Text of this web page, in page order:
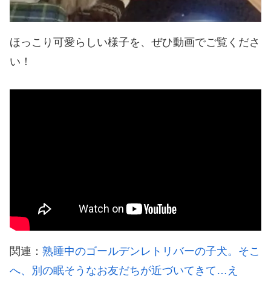
ほっこり可愛らしい様子を、ぜひ動画でご覧くださ
い！
関連： 熟睡中のゴールデンレトリバーの子犬。そこ
へ、別の眠そうなお友だちが近づいてきて…え